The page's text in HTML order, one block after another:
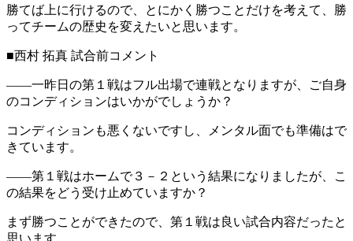
勝てば上に行けるので、とにかく勝つことだけを考えて、勝
ってチームの歴史を変えたいと思います。
■西村 拓真 試合前コメント
――一昨日の第１戦はフル出場で連戦となりますが、ご自身
のコンディションはいかがでしょうか？
コンディションも悪くないですし、メンタル面でも準備はで
きています。
――第１戦はホームで３－２という結果になりましたが、こ
の結果をどう受け止めていますか？
まず勝つことができたので、第１戦は良い試合内容だったと